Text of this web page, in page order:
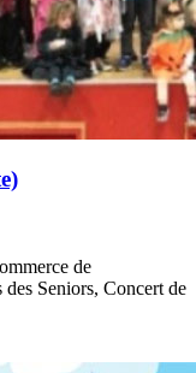
de
Seniors, Concert de